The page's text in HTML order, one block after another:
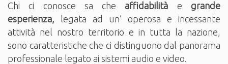
Chi ci conosce sa cheaffidabilità e grande
esperienza, legata ad un’ operosa e incessante
attività nel nostro territorio e in tutta la nazione,
sono caratteristiche che ci distinguono dal panorama
professionale legato ai sistemi audio e video.